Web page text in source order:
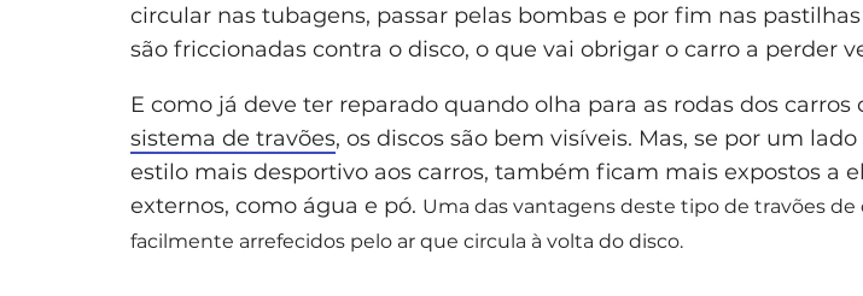
circular nas tubagens, passar pelas bombas e por fim nas
são friccionadas contra o disco, o que vai obrigar o carro a perder
E como já deve ter reparado quando olha para as rodas dos carros
sistema de travões, os discos são bem visíveis. Mas, se por um
estilo mais desportivo aos carros, também ficam mais expostos a
externos, como água e pó. Uma das vantagens deste tipo de travões de
facilmente arrefecidos pelo ar que circula à volta do disco.